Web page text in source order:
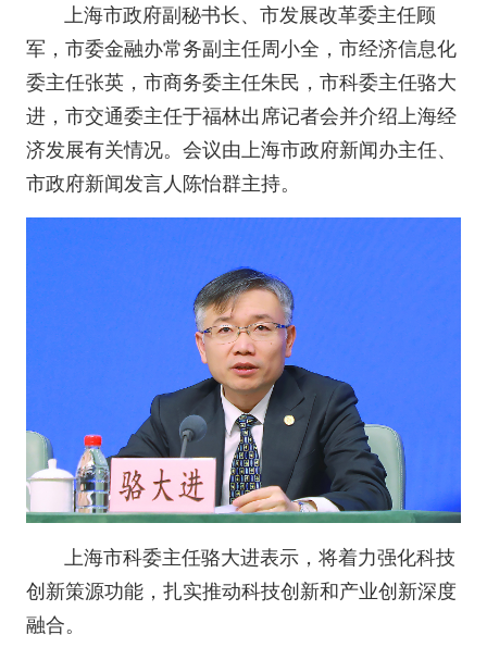
上海市政府副秘书长、市发展改革委主任顾
军，市委金融办常务副主任周小全，市经济信息化
委主任张英，市商务委主任朱民，市科委主任骆大
进，市交通委主任于福林出席记者会并介绍上海经
济发展有关情况。会议由上海市政府新闻办主任、
市政府新闻发言人陈怡群主持。
上海市科委主任骆大进表示，将着力强化科技
创新策源功能，扎实推动科技创新和产业创新深度
融合。